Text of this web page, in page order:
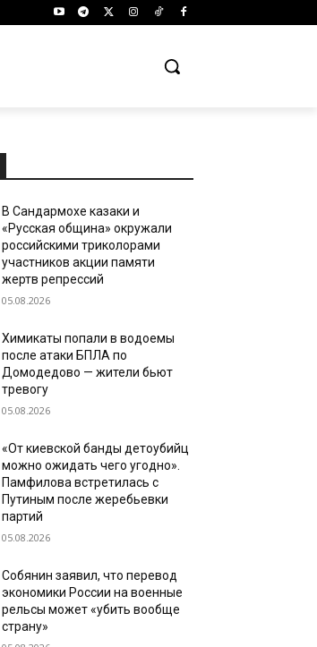
В Сандармохе казаки и
«Русская община» окружали
российскими триколорами
участников акции памяти
жертв репрессий
05.08.2026
Химикаты попали в водоемы
после атаки БПЛА по
Домодедово — жители бьют
тревогу
05.08.2026
«От киевской банды детоубийц
можно ожидать чего угодно».
Памфилова встретилась с
Путиным после жеребьевки
партий
05.08.2026
Собянин заявил, что перевод
экономики России на военные
рельсы может «убить вообще
страну»